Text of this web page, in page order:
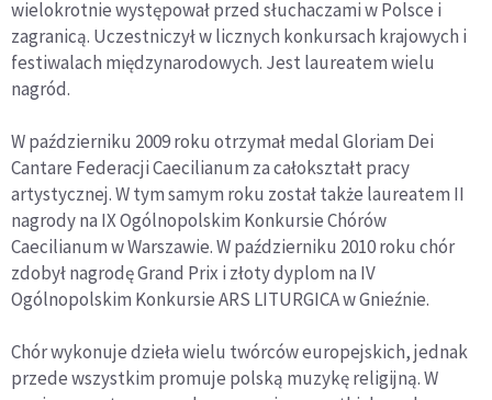
wielokrotnie występował przed słuchaczami w Polsce i
zagranicą. Uczestniczył w licznych konkursach krajowych i
festiwalach międzynarodowych. Jest laureatem wielu
nagród.
W październiku 2009 roku otrzymał medal Gloriam Dei
Cantare Federacji Caecilianum za całokształt pracy
artystycznej. W tym samym roku został także laureatem II
nagrody na IX Ogólnopolskim Konkursie Chórów
Caecilianum w Warszawie. W październiku 2010 roku chór
zdobył nagrodę Grand Prix i złoty dyplom na IV
Ogólnopolskim Konkursie ARS LITURGICA w Gnieźnie.
Chór wykonuje dzieła wielu twórców europejskich, jednak
przede wszystkim promuje polską muzykę religijną. W